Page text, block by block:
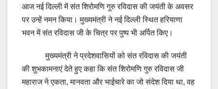
आज नई दिल्ली में संत शिरोमणि गुरु रविदास की जयंती के अवसर
पर उन्हें नमन किया। मुख्यमंत्री ने नई दिल्ली स्थित हरियाणा
भवन में संत रविदास जी के चित्र पर पुष्प भी अर्पित किए।
मुख्यमंत्री ने प्रदेशवासियों को संत रविदास की जयंती
की शुभकामनाएं देते हुए कहा कि संत शिरोमणि गुरु रविदास जी
महाराज ने एकता, मानवता और भाईचारे का जो संदेश दिया था, वह